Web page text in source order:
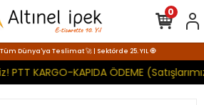
Dünya'ya Teslimat 🚀 | Sektörde 25. YIL 🧿
KARGO-KAPIDA ÖDEME
0